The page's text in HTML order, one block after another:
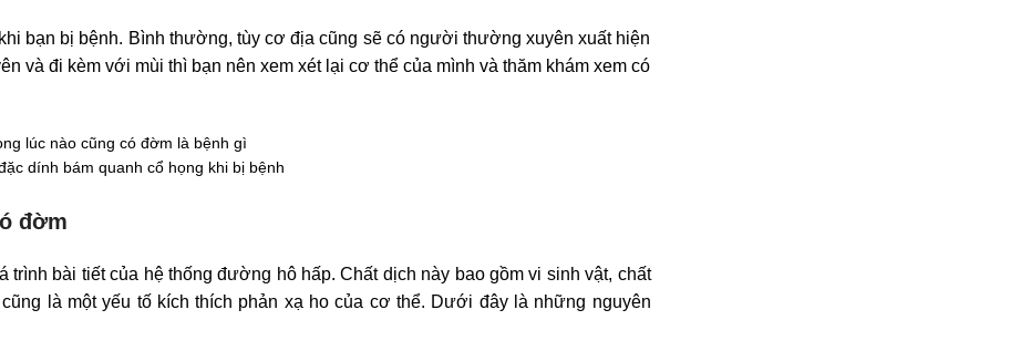
bạn bị bệnh. Bình thường, tùy cơ địa cũng sẽ có người thường xuyên xuất hiện
và đi kèm với mùi thì bạn nên xem xét lại cơ thể của mình và thăm khám xem có
dính bám quanh cổ họng khi bị bệnh
đờm
bài tiết của hệ thống đường hô hấp. Chất dịch này bao gồm vi sinh vật, chất
là một yếu tố kích thích phản xạ ho của cơ thể. Dưới đây là những nguyên